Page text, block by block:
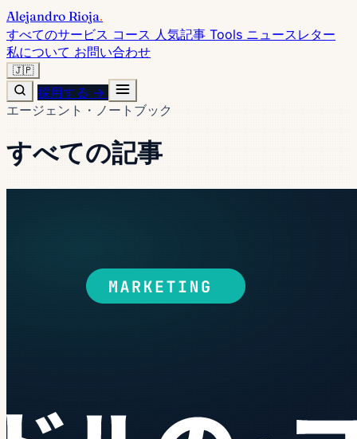
Alejandro Rioja.
すべてのサービス コース 人気記事 Tools ニュースレター
私について お問い合わせ
🇯🇵
採用する →
エージェント・ノートブック
すべての記事